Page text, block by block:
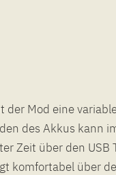
Mod eine
des Akkus kann
Zeit über den USB
komfortabel über